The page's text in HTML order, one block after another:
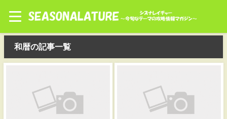
和暦の記事一覧